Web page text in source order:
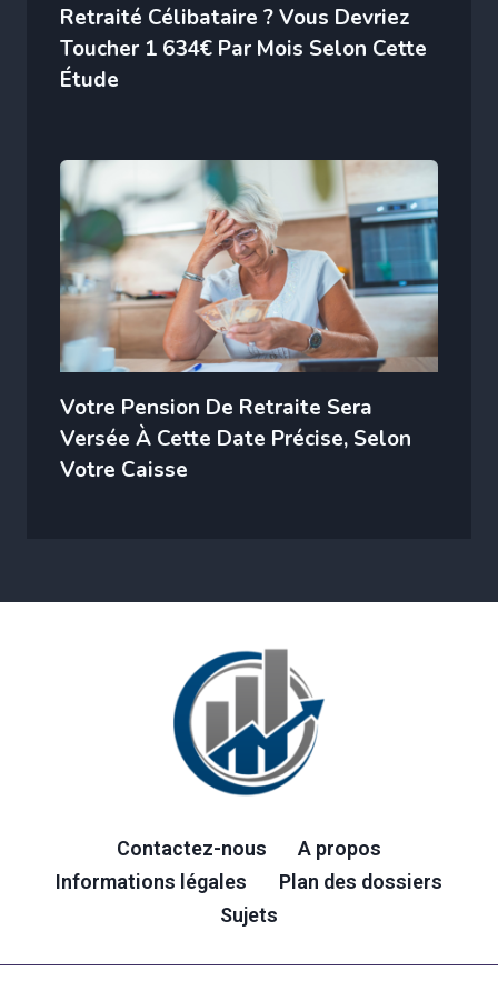
Retraité Célibataire ? Vous Devriez
Toucher 1 634€ Par Mois Selon Cette
Étude
Votre Pension De Retraite Sera
Versée À Cette Date Précise, Selon
Votre Caisse
Contactez-nous
A propos
Informations légales
Plan des dossiers
Sujets